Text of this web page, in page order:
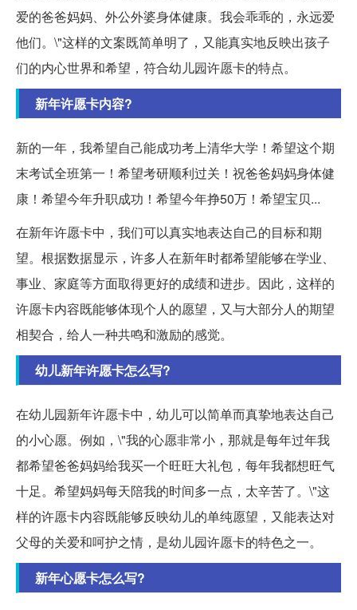
爱的爸爸妈妈、外公外婆身体健康。我会乖乖的，永远爱
他们。\"这样的文案既简单明了，又能真实地反映出孩子
们的内心世界和希望，符合幼儿园许愿卡的特点。
新年许愿卡内容?
新的一年，我希望自己能成功考上清华大学！希望这个期
末考试全班第一！希望考研顺利过关！祝爸爸妈妈身体健
康！希望今年升职成功！希望今年挣50万！希望宝贝...
在新年许愿卡中，我们可以真实地表达自己的目标和期
望。根据数据显示，许多人在新年时都希望能够在学业、
事业、家庭等方面取得更好的成绩和进步。因此，这样的
许愿卡内容既能够体现个人的愿望，又与大部分人的期望
相契合，给人一种共鸣和激励的感觉。
幼儿新年许愿卡怎么写?
在幼儿园新年许愿卡中，幼儿可以简单而真挚地表达自己
的小心愿。例如，\"我的心愿非常小，那就是每年过年我
都希望爸爸妈妈给我买一个旺旺大礼包，每年我都想旺气
十足。希望妈妈每天陪我的时间多一点，太辛苦了。\"这
样的许愿卡内容既能够反映幼儿的单纯愿望，又能表达对
父母的关爱和呵护之情，是幼儿园许愿卡的特色之一。
新年心愿卡怎么写?